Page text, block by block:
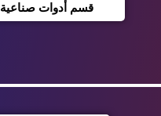
قسم أدوات صناعية